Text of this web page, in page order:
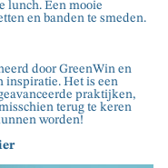
lunch. Een mooie
en banden te smeden.
door GreenWin en
inspiratie. Het is een
praktijken,
terug te keren
worden!